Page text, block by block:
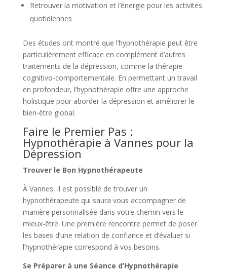
Retrouver la motivation et l’énergie pour les activités
quotidiennes
Des études ont montré que l’hypnothérapie peut être
particulièrement efficace en complément d’autres
traitements de la dépression, comme la thérapie
cognitivo-comportementale. En permettant un travail
en profondeur, l’hypnothérapie offre une approche
holistique pour aborder la dépression et améliorer le
bien-être global.
Faire le Premier Pas :
Hypnothérapie à Vannes pour la
Dépression
Trouver le Bon Hypnothérapeute
À Vannes, il est possible de trouver un
hypnothérapeute qui saura vous accompagner de
manière personnalisée dans votre chemin vers le
mieux-être. Une première rencontre permet de poser
les bases d’une relation de confiance et d’évaluer si
l’hypnothérapie correspond à vos besoins.
Se Préparer à une Séance d’Hypnothérapie